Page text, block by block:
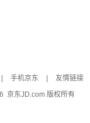
手机京东 友情链接
京东JD.com 版权所有